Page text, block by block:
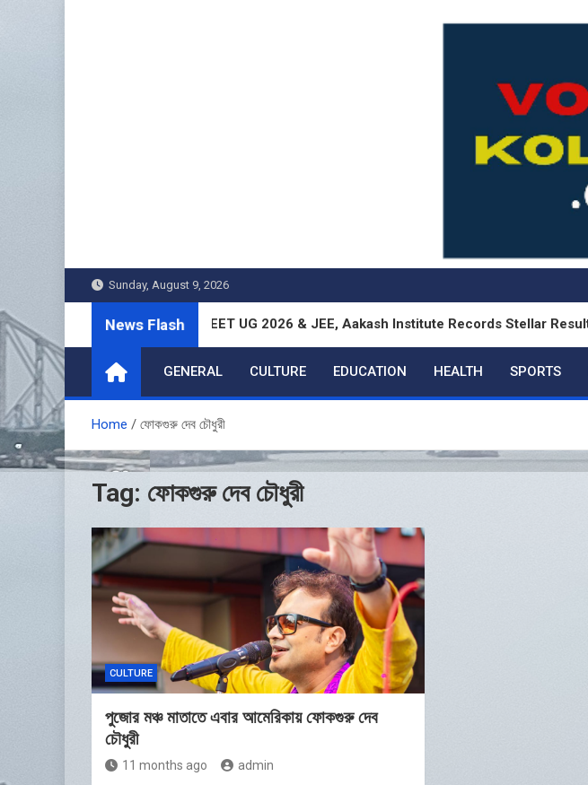
Sunday, August 9, 2026
News Flash
Students Excel in NEET UG 2026 & JEE, Aakash Institute Records Stellar Results
GENERAL CULTURE EDUCATION HEALTH SPORTS
Home ফোকগুরু দেব চৌধুরী
Tag: ফোকগুরু দেব চৌধুরী
CULTURE
পুজোর মঞ্চ মাতাতে এবার আমেরিকায় ফোকগুরু দেব
চৌধুরী
11 months ago admin